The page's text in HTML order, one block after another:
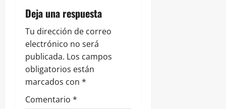
r
a
d
a
s
Deja una respuesta
Tu dirección de correo
electrónico no será
publicada. Los campos
obligatorios están
marcados con *
Comentario *